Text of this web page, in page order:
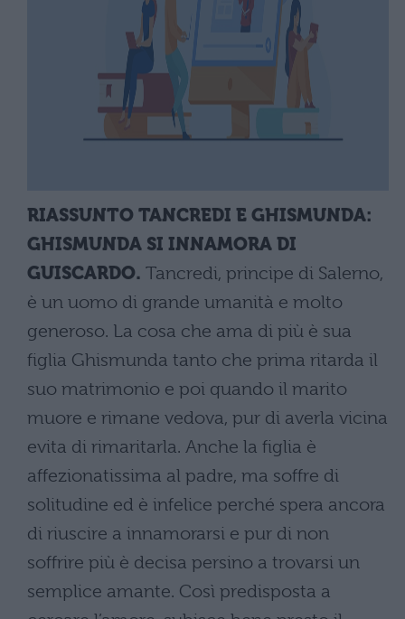
RIASSUNTO TANCREDI E GHISMUNDA:
GHISMUNDA SI INNAMORA DI
GUISCARDO. Tancredi, principe di Salerno,
è un uomo di grande umanità e molto
generoso. La cosa che ama di più è sua
figlia Ghismunda tanto che prima ritarda il
suo matrimonio e poi quando il marito
muore e rimane vedova, pur di averla vicina
evita di rimaritarla. Anche la figlia è
affezionatissima al padre, ma soffre di
solitudine ed è infelice perché spera ancora
di riuscire a innamorarsi e pur di non
soffrire più è decisa persino a trovarsi un
semplice amante. Così predisposta a